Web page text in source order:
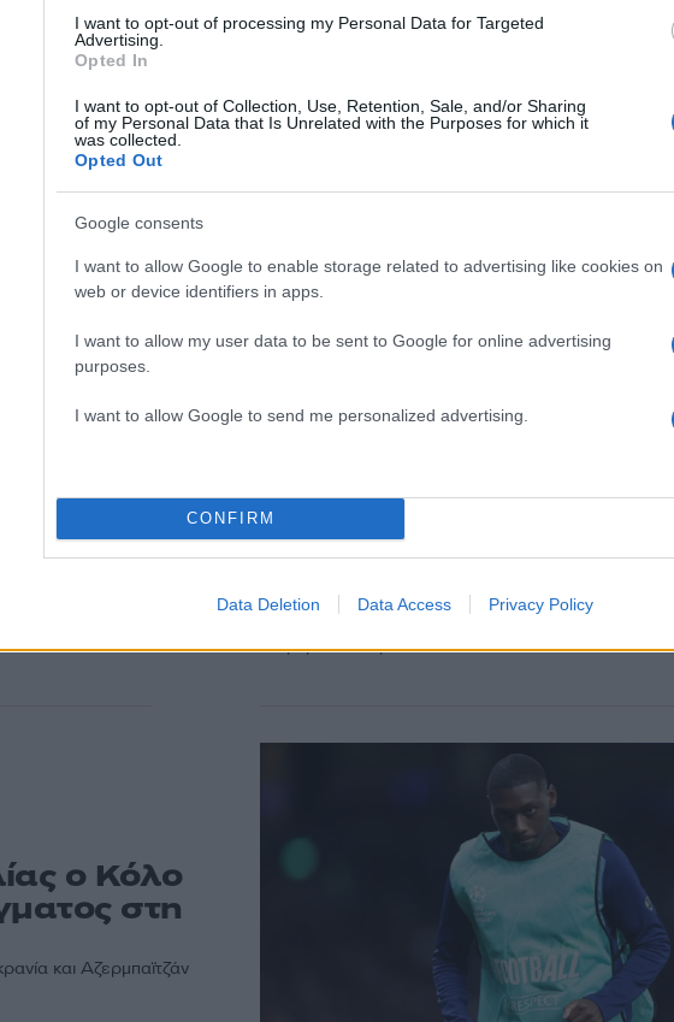
I want to opt-out of processing my Personal Data for Targeted
Advertising.
Opted In
I want to opt-out of Collection, Use, Retention, Sale, and/or Sharing
of my Personal Data that Is Unrelated with the Purposes for which it
was collected.
Opted Out
Google consents
I want to allow Google to enable storage related to advertising like cookies on
web or device identifiers in apps.
I want to allow my user data to be sent to Google for online advertising
purposes.
I want to allow Google to send me personalized advertising.
CONFIRM
Data Deletion Data Access Privacy Policy
σύμφωνα με
Ο Ζινεντίν Ζιντάν
αναλαμβάνει την
Γαλλίας μετά το
2026
Φαμπρίτσιο Ρομάνο
ο Κόλο
στη
και Αζερμπαϊτζάν